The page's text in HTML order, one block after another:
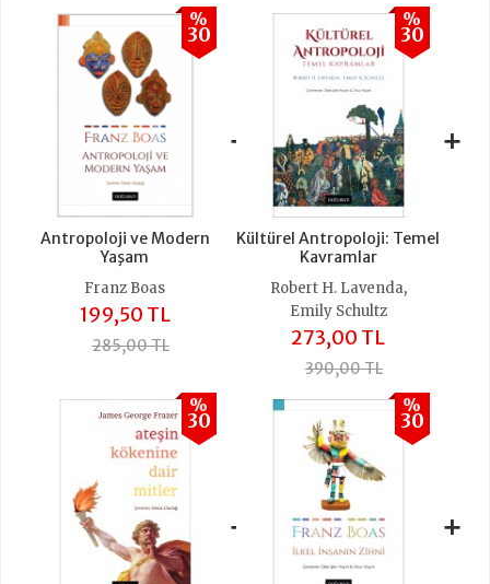
Antropoloji ve Modern
Yaşam
%
30
Franz Boas
199,50 TL
285,00 TL
+
Kültürel Antropoloji: Temel
Kavramlar
%
30
Robert H. Lavenda,
Emily Schultz
273,00 TL
390,00 TL
+
%
30
+
%
30
+